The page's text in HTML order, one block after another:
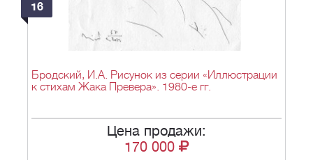
16
Бродский, И.А. Рисунок из серии «Иллюстрации
к стихам Жака Превера». 1980-е гг.
Цена продажи:
170 000